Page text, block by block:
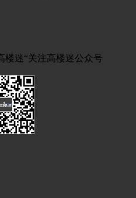
楼迷“关注高楼迷公众号